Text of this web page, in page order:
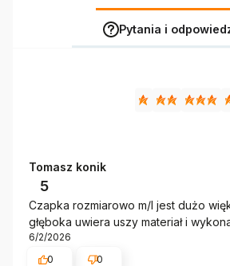
Pytania i
Tomasz konik
5
Czapka rozmiarowo m/l jest dużo
głęboka uwiera uszy materiał i
6/2/2026
0
0